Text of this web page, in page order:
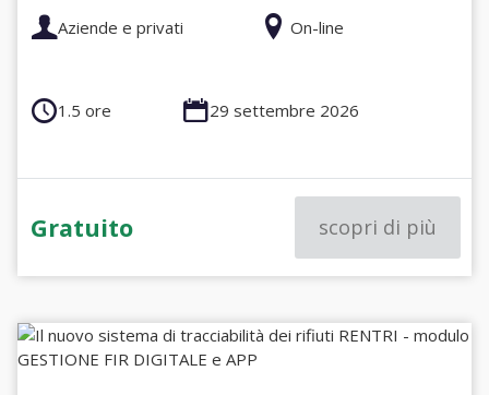
Aziende e privati On-line
1.5 ore 29 settembre 2026
Gratuito scopri di più